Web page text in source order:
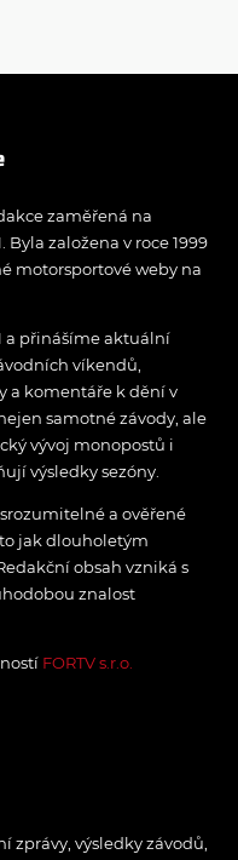
zaměřená na
založena v roce 1999
motorsportové weby na
a přinášíme aktuální
víkendů,
a komentáře k dění v
samotné závody, ale
vývoj monopostů i
výsledky sezóny.
a ověřené
jak dlouholetým
obsah vzniká s
znalost
FORTV s.r.o.
zprávy, výsledky závodů,